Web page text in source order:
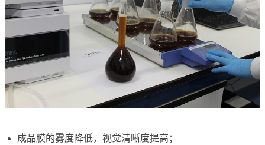
成品膜的雾度降低，视觉清晰度提高；